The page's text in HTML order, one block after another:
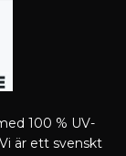
100 % UV-
är ett svenskt